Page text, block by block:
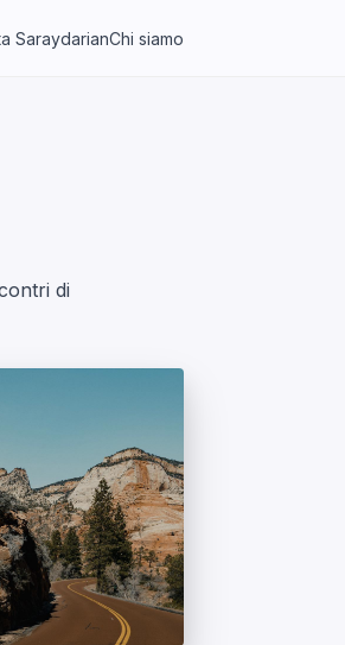
SaraydarianChi siamo
di